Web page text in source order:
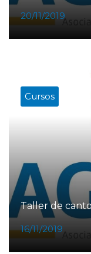
20/11/2019
Cursos
Taller de
16/11/2019